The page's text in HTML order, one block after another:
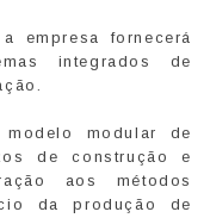
empresa fornecerá
integrados de
modular de
de construção e
aos métodos
da produção de